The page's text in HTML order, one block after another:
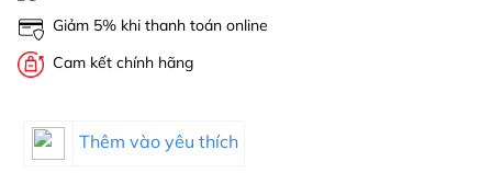
Giảm 5% khi thanh toán online
Cam kết chính hãng
Thêm vào yêu thích